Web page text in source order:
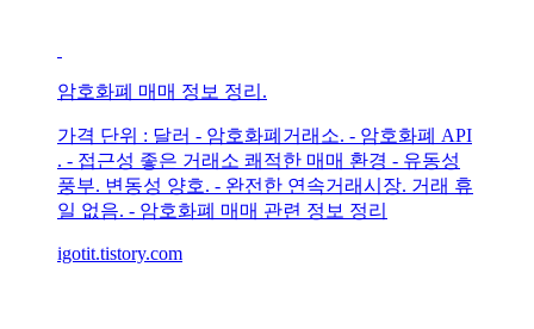
암호화폐 매매 정보 정리.
가격 단위 : 달러 - 암호화폐거래소. - 암호화폐 API
. - 접근성 좋은 거래소 쾌적한 매매 환경 - 유동성
풍부. 변동성 양호. - 완전한 연속거래시장. 거래 휴
일 없음. - 암호화폐 매매 관련 정보 정리
igotit.tistory.com